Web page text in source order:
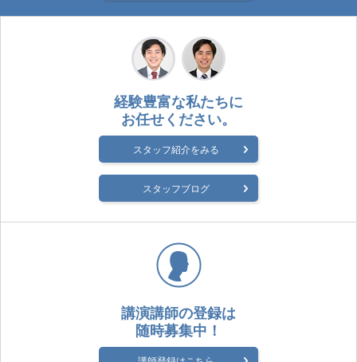
経験豊富な私たちに
お任せください。
スタッフ紹介をみる
スタッフブログ
講演講師の登録は
随時募集中！